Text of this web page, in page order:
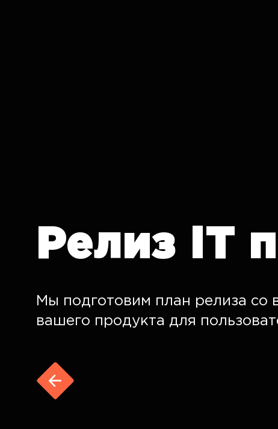
Релиз IT
Мы подготовим план релиза
вашего продукта для